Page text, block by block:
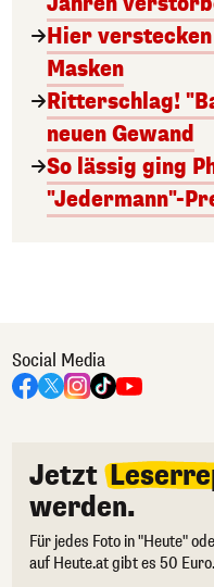
Hier
Masken
Ritterschlag!
neuen Gewand
So lässig ging
"Jedermann"-
Social Media
Jetzt
werden.
Für jedes Foto in "Heute"
auf Heute.at gibt es 50 Euro.